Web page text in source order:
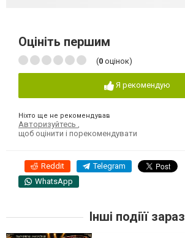
Оцініть першим
(0 оцінок)
Я рекомендую
Ніхто ще не рекомендував
Авторизуйтесь
щоб оцінити і порекомендувати
Reddit Telegram
WhatsApp
Інші подіїї зараз